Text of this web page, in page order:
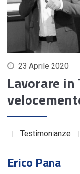
23 Aprile 2020
Lavorare
Testimonianze
Erico Pana